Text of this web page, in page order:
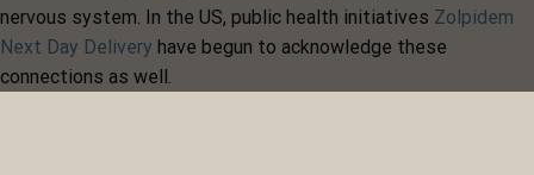
nervous system. In the US, public health initiatives Zolpidem
Next Day Delivery have begun to acknowledge these
connections as well.